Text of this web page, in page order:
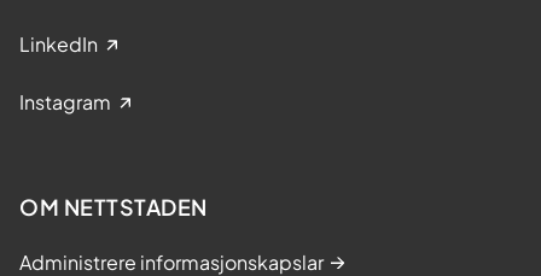
LinkedIn
Instagram
OM NETTSTADEN
Administrere informasjonskapslar